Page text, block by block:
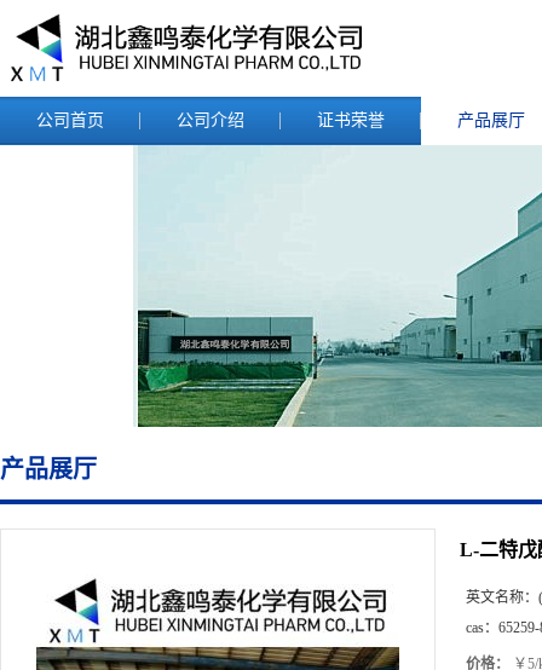
公司首页 公司介绍 证书荣誉 产品展厅
产品展厅
L-二特戊
英文名称：
cas：
价格： ￥5/